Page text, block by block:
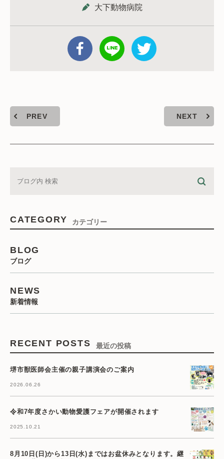
大下動物病院
PREV NEXT
CATEGORY カテゴリー
BLOG
ブログ
NEWS
新着情報
RECENT POSTS 最近の投稿
堺市獣医師会主催の親子講演会のご案内
2026.06.26
令和7年度さかい動物愛護フェアが開催されます
2025.10.21
8月10日(日)から13日(水)まではお盆休みとなります。継